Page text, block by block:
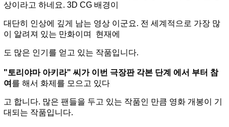
상이라고 하네요. 3D CG 배경이
대단히 인상에 깊게 남는 영상 이군요. 전 세계적으로 가장 많
이 알려져 있는 만화이며 현재에
도 많은 인기를 얻고 있는 작품입니다.
"토리야마 아키라" 씨가 이번 극장판 각본 단계 에서 부터 참
여 를 해서 화제를 모으고 있다
고 합니다. 많은 팬들을 두고 있는 작품인 만큼 영화 개봉이 기
대되는 작품입니다.